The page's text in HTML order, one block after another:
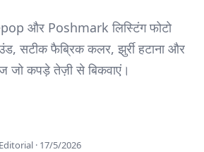
और Poshmark लिस्टिंग फोटो
सटीक फैब्रिक कलर, झुर्री हटाना और
जो कपड़े तेज़ी से बिकवाएं।
· 17/5/2026